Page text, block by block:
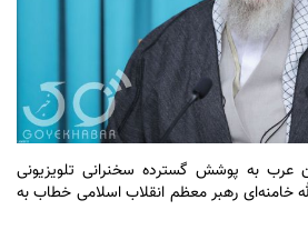
عرب به پوشش گسترده سخنرانی تلویزیونی
رهبر معظم انقلاب اسلامی خطاب به